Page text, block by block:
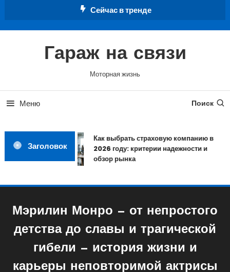
Сейчас в тренде
Гараж на связи
Моторная жизнь
Меню Поиск
Заголовок
Как выбрать страховую компанию в
2026 году: критерии надежности и
обзор рынка
Мэрилин Монро — от непростого
детства до славы и трагической
гибели — история жизни и
карьеры неповторимой актрисы